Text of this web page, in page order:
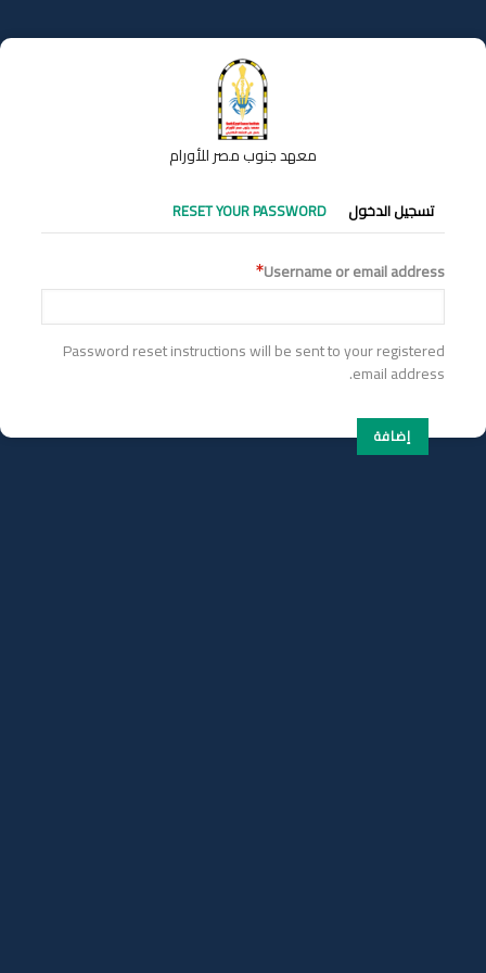
إلى
المحتوى
معهد جنوب مصر للأورام
التبويبات
الأساسية
تسجيل الدخول RESET YOUR PASSWORD
Username or email address
Password reset instructions will be sent to your registered
email address.